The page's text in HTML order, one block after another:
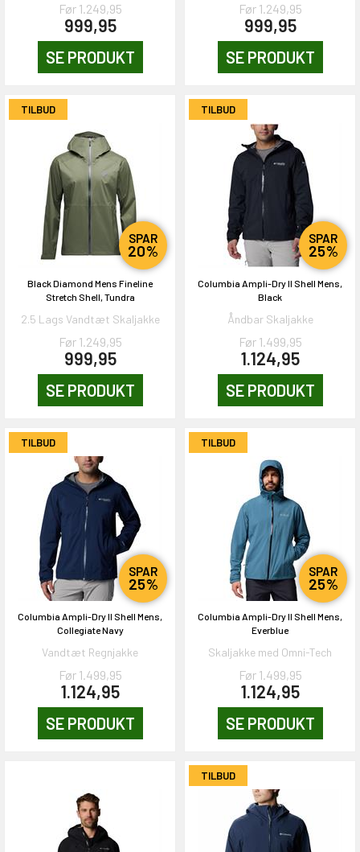
Før 1.249,95
999,95
SE PRODUKT
Før 1.249,95
999,95
SE PRODUKT
TILBUD
SPAR
20%
Black Diamond Mens Fineline
Stretch Shell, Tundra
2.5 Lags Vandtæt Skaljakke
Før 1.249,95
999,95
SE PRODUKT
TILBUD
SPAR
25%
Columbia Ampli-Dry II Shell Mens,
Black
Åndbar Skaljakke
Før 1.499,95
1.124,95
SE PRODUKT
TILBUD
SPAR
25%
Columbia Ampli-Dry II Shell Mens,
Collegiate Navy
Vandtæt Regnjakke
Før 1.499,95
1.124,95
SE PRODUKT
TILBUD
SPAR
25%
Columbia Ampli-Dry II Shell Mens,
Everblue
Skaljakke med Omni-Tech
Før 1.499,95
1.124,95
SE PRODUKT
TILBUD